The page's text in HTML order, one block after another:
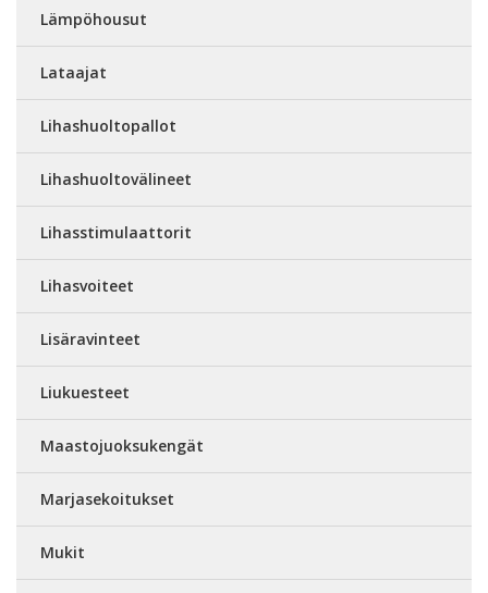
Lämpöhousut
Lataajat
Lihashuoltopallot
Lihashuoltovälineet
Lihasstimulaattorit
Lihasvoiteet
Lisäravinteet
Liukuesteet
Maastojuoksukengät
Marjasekoitukset
Mukit